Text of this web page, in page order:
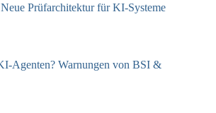
Prüfarchitektur für KI-Systeme